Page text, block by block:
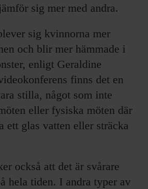
sig mer med andra.
sig kvinnorna mer
och blir mer hämmade i
enligt Geraldine
finns det en
stilla, något som inte
eller fysiska möten där
ett glas vatten eller sträcka
också att det är svårare
hela tiden. I andra typer av